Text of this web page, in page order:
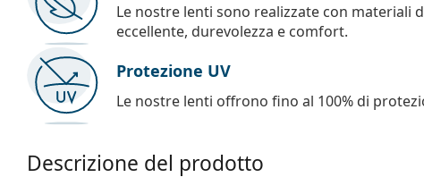
Le nostre lenti sono realizzate con materiali
eccellente, durevolezza e comfort.
Protezione UV
Le nostre lenti offrono fino al 100% di
Descrizione del prodotto